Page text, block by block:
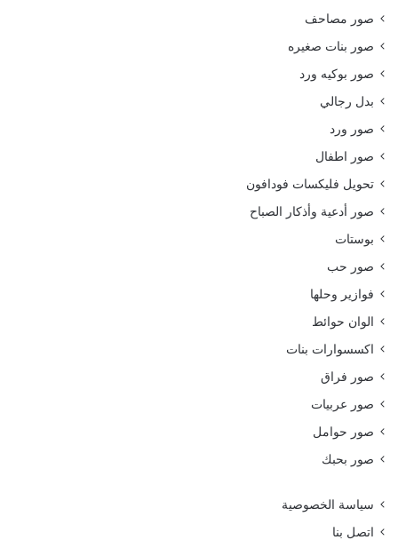
صور مصاحف
صور بنات صغيره
صور بوكيه ورد
بدل رجالي
صور ورد
صور اطفال
تحويل فليكسات فودافون
صور أدعية وأذكار الصباح
بوستات
صور حب
فوازير وحلها
الوان حوائط
اكسسوارات بنات
صور فراق
صور عربيات
صور حوامل
صور بحبك
سياسة الخصوصية
اتصل بنا